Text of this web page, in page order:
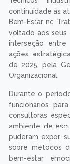
continuidade às
Bem-Estar no
voltado aos seus
interseção entre
ações
de 2025, pela
Organizacional.
Durante o
funcionários
consultoras
ambiente de
puderam expor
sobre métodos
bem-estar